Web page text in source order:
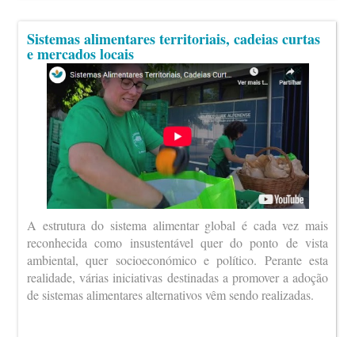
Sistemas alimentares territoriais, cadeias curtas
e mercados locais
A estrutura do sistema alimentar global é cada vez mais
reconhecida como insustentável quer do ponto de vista
ambiental, quer socioeconómico e político. Perante esta
realidade, várias iniciativas destinadas a promover a adoção
de sistemas alimentares alternativos vêm sendo realizadas.